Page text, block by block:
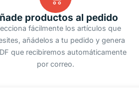
productos al pedido
fácilmente los artículos que
añádelos a tu pedido y genera
que recibiremos automáticamente
por correo.